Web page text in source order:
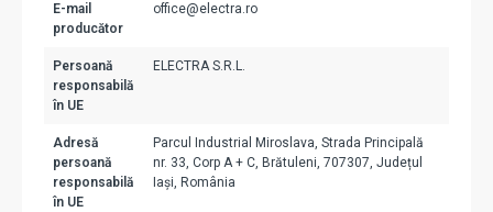
E-mail
producător
office@electra.ro
Persoană
responsabilă
în UE
ELECTRA S.R.L.
Adresă
persoană
responsabilă
în UE
Parcul Industrial Miroslava, Strada Principală
nr. 33, Corp A + C, Brătuleni, 707307, Județul
Iași, România